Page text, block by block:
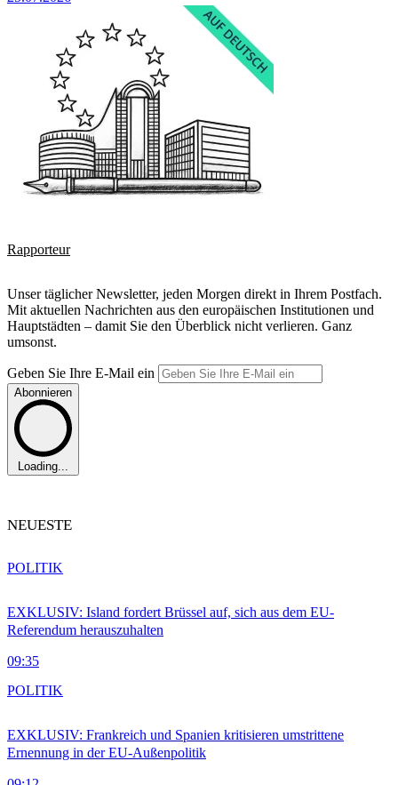
Rapporteur
Unser täglicher Newsletter, jeden Morgen direkt in Ihrem Postfach.
Mit aktuellen Nachrichten aus den europäischen Institutionen und
Hauptstädten – damit Sie den Überblick nicht verlieren. Ganz
umsonst.
Geben Sie Ihre E-Mail ein
Abonnieren
Loading...
NEUESTE
EXKLUSIV: Island fordert Brüssel auf, sich aus dem EU-
Referendum herauszuhalten
09:35
POLITIK
EXKLUSIV: Frankreich und Spanien kritisieren umstrittene
Ernennung in der EU-Außenpolitik
POLITIK